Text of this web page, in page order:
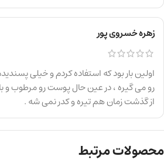
زهره خسروی پور
اولین بار بود که استفاده کردم و خیلی
رو می گیره ، در عین حال پوست رو مرطوب و
از گذشت زمان هم تیره و کدر نمی شه .
محصولات مرتبط